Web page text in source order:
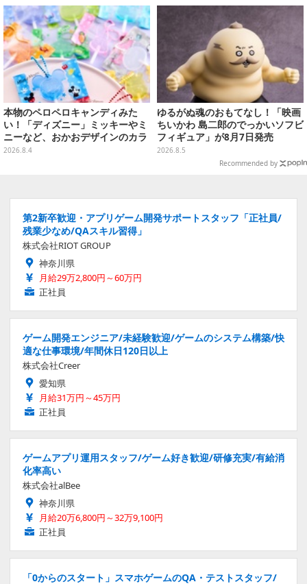
本物のペロペロキャンディみた
い！「ディズニー」ミッキーやミ
ニーなど、おかおデザインのカラ
フルチャーム全10種が8月31日発
2026.8.4
ゆるがぬ魂のおもてなし！「映画
ちいかわ 島二郎のでっかいソフビ
フィギュア」が8月7日発売
2026.8.5
Recommended by
第2新卒歓迎・アプリゲーム開発サポートスタッフ「正社員/
残業少なめ/QAスキル習得」
株式会社RIOT GROUP
神奈川県
月給29万2,800円～60万円
正社員
ゲーム開発エンジニア/未経験歓迎/ゲームのシステム構築/快
適な仕事環境/年間休日120日以上
株式会社Creer
愛知県
月給31万円～45万円
正社員
ゲームアプリ運用スタッフ/ゲーム好き歓迎/研修充実/有給消
化率高い
株式会社alBee
神奈川県
月給20万6,800円～32万9,100円
正社員
「0からのスタート」スマホゲームのQA・テストスタッフ/